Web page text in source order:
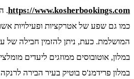
https://www.kosherbookings.com
.
כמו גם שפע של אטרקציות ופעילויות
המושלמת. כעת, ניתן להזמין חבילה של
במלון פרידמנ'ס בוטיק בעיר הבירה